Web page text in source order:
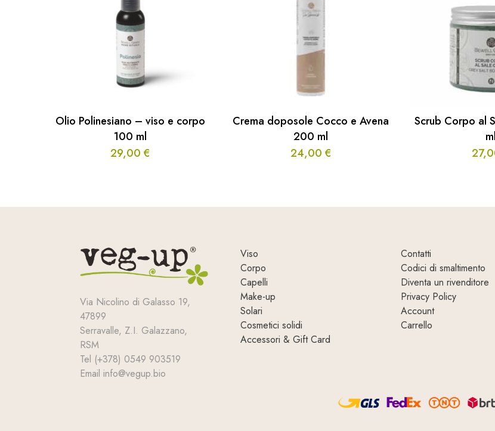
Olio Polinesiano – viso e corpo
100 ml
29,00€
Crema doposole Cocco e Avena
200 ml
24,00 €
Scrub Corpo al
ml
Via Nicolino di Galasso 19,
47899
Serravalle, Z.I. Galazzano,
RSM
Tel (+378) 0549 903519
Email info@vegup.bio
Viso
Corpo
Capelli
Make-up
Solari
Cosmetici solidi
Accessori & Gift Card
Contatti
Codici di smaltimento
Diventa un rivenditore
Privacy Policy
Account
Carrello